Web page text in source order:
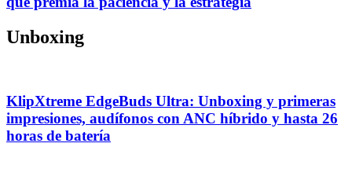
Unboxing
KlipXtreme EdgeBuds Ultra: Unboxing y primeras
impresiones, audífonos con ANC híbrido y hasta 26
horas de batería